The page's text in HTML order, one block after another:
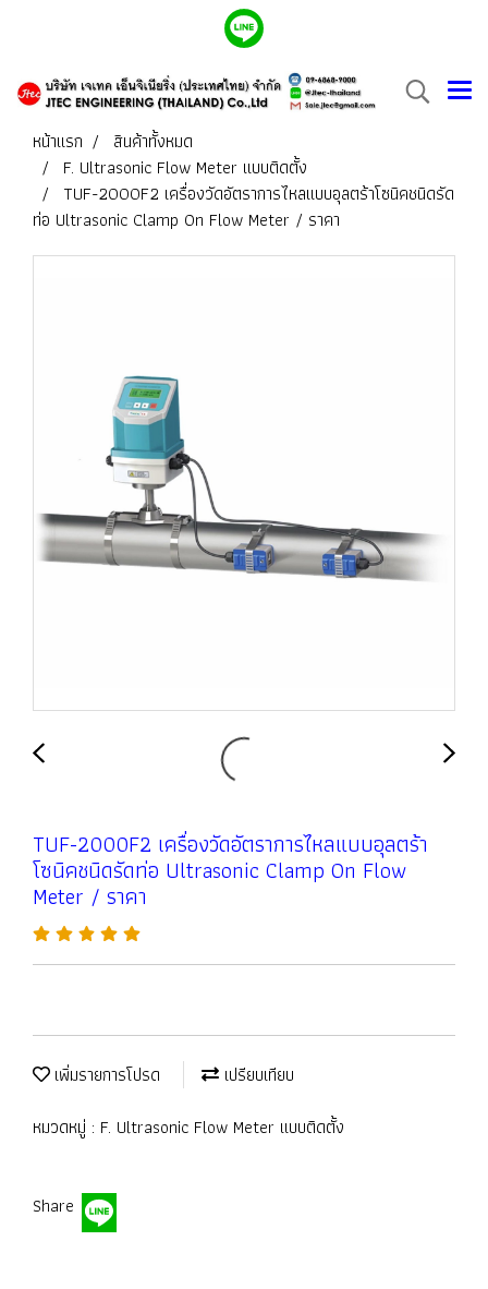
หน้าแรก
สินค้าทั้งหมด
F. Ultrasonic Flow Meter แบบติดตั้ง
TUF-2000F2 เครื่องวัดอัตราการไหลแบบอุลตร้าโซนิคชนิดรัด
ท่อ Ultrasonic Clamp On Flow Meter / ราคา
TUF-2000F2 เครื่องวัดอัตราการไหลแบบอุลตร้า
โซนิคชนิดรัดท่อ Ultrasonic Clamp On Flow
Meter / ราคา
เพิ่มรายการโปรด
เปรียบเทียบ
หมวดหมู่ : F. Ultrasonic Flow Meter แบบติดตั้ง
Share